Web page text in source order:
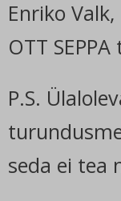
Enriko
OTT SEPPA
P.S.
seda ei tea